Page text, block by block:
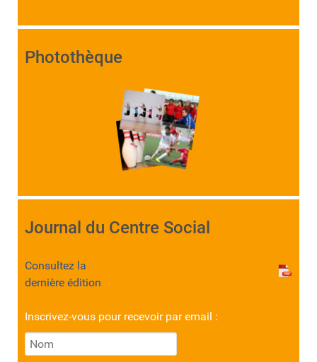
Photothèque
Journal du Centre Social
Consultez la
dernière édition
Inscrivez-vous pour recevoir par email :